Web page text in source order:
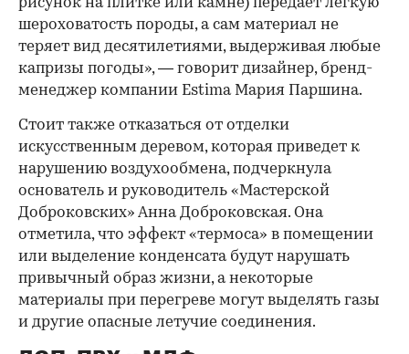
рисунок на плитке или камне) передает легкую
шероховатость породы, а сам материал не
теряет вид десятилетиями, выдерживая любые
капризы погоды», — говорит дизайнер, бренд-
менеджер компании Estima Мария Паршина.
Стоит также отказаться от отделки
искусственным деревом, которая приведет к
нарушению воздухообмена, подчеркнула
основатель и руководитель «Мастерской
Доброковских» Анна Доброковская. Она
отметила, что эффект «термоса» в помещении
или выделение конденсата будут нарушать
привычный образ жизни, а некоторые
материалы при перегреве могут выделять газы
и другие опасные летучие соединения.